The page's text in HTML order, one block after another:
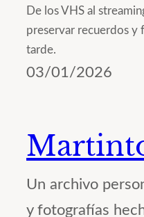
De los VHS al
preservar recuerdos y
tarde.
03/01/2026
Un archivo
y fotografías